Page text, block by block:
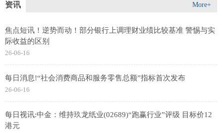
资讯 More+
焦点短讯！逆势而动！部分银行上调理财业绩比较基准 警惕与实
际收益的区别
26-06-16
每日消息!“社会消费商品和服务零售总额”指标首次发布
26-06-16
每日视讯:中金：维持玖龙纸业(02689)“跑赢行业”评级 目标价12
港元